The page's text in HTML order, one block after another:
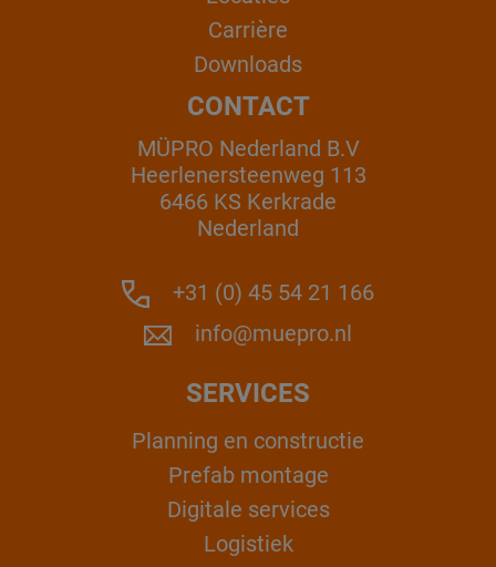
Carrière
Downloads
CONTACT
MÜPRO Nederland B.V
Heerlenersteenweg 113
6466 KS Kerkrade
Nederland
+31 (0) 45 54 21 166
info@muepro.nl
SERVICES
Planning en constructie
Prefab montage
Digitale services
Logistiek